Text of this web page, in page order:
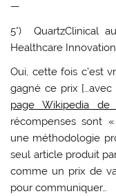
—
5°) QuartzClinical
Healthcare
Oui, cette fois c’est
gagné ce prix […avec
page Wikipedia
récompenses sont
une méthodologie
seul article produit
comme un prix de
pour communiquer…